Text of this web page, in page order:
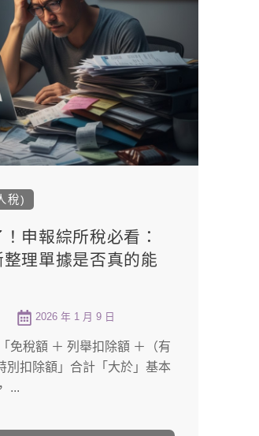
稅)
申報綜所稅必看：
理單據是否真的能
2026 年 1 月 9 日
免稅額 ＋ 列舉扣除額 ＋（有
別扣除額」合計「大於」基本
...